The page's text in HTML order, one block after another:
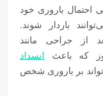
احتمال باروری خود
باردار شوند.
از جراحی مانند
که باعث انسداد
بر باروری شخص